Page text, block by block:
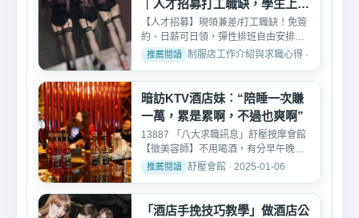
｜人才招募打工職缺，學生上班
族皆可
【人才招募】現領兼差/打工職缺！免簽
約、日薪可日領，彈性排班自由安排時
間。適合學生、上班族...
制服店工作介紹與求職心得 · 2026-03-
暗訪KTV酒店妹︰“陪睡一次賺
一萬，累是累啊，不過也爽啊”
13887 「八大求職訊息」舒壓按摩會館
【徵美容師】不用喝酒，有分早午晚
班， 台北、新北、兼職、...
舒壓會館 · 2025-01-06
「酒店手挽技巧教學」做酒店公